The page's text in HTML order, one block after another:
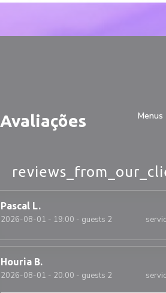
Menus
Avaliações
Pascal L
2026-08-01 - 19:00 - guests 2
Houria B
2026-08-01 - 20:00 - guests 2